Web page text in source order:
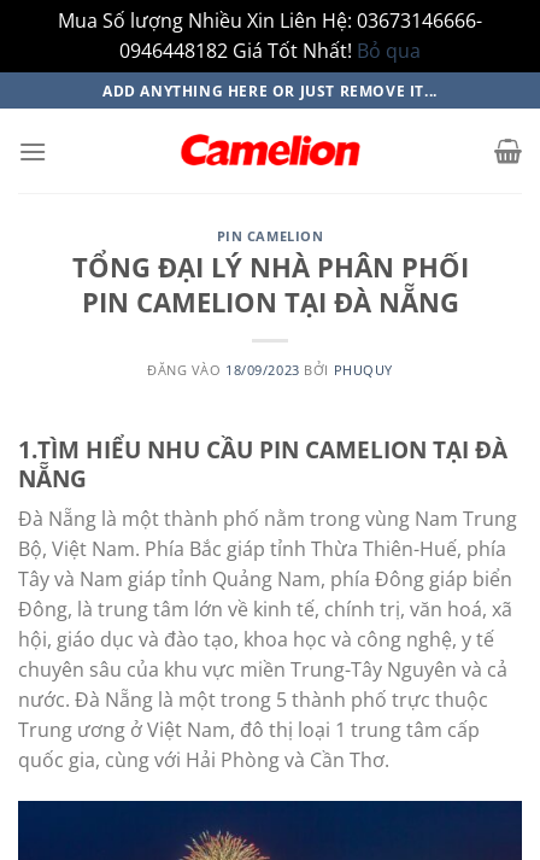
Mua Số lượng Nhiều Xin Liên Hệ: 03673146666-
0946448182 Giá Tốt Nhất! Bỏ qua
qua
nội
ADD ANYTHING HERE OR JUST REMOVE IT...
PIN CAMELION
TỔNG ĐẠI LÝ NHÀ PHÂN PHỐI
PIN CAMELION TẠI ĐÀ NẴNG
ĐĂNG VÀO 18/09/2023 BỞI PHUQUY
1.TÌM HIỂU NHU CẦU PIN CAMELION TẠI ĐÀ
NẴNG
Đà Nẵng là một thành phố nằm trong vùng Nam Trung
Bộ, Việt Nam. Phía Bắc giáp tỉnh Thừa Thiên-Huế, phía
Tây và Nam giáp tỉnh Quảng Nam, phía Đông giáp biển
Đông, là trung tâm lớn về kinh tế, chính trị, văn hoá, xã
hội, giáo dục và đào tạo, khoa học và công nghệ, y tế
chuyên sâu của khu vực miền Trung-Tây Nguyên và cả
nước. Đà Nẵng là một trong 5 thành phố trực thuộc
Trung ương ở Việt Nam, đô thị loại 1 trung tâm cấp
quốc gia, cùng với Hải Phòng và Cần Thơ.